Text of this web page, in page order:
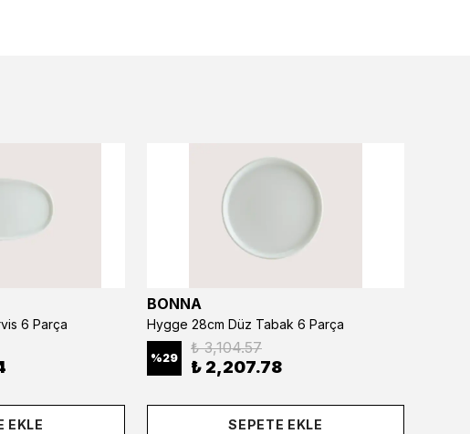
6 Parça
EKLE
BONNA
Hygge 28cm Düz Tabak 6 Parça
%29
₺ 3,104.57
₺ 2,207.78
SEPETE EKLE